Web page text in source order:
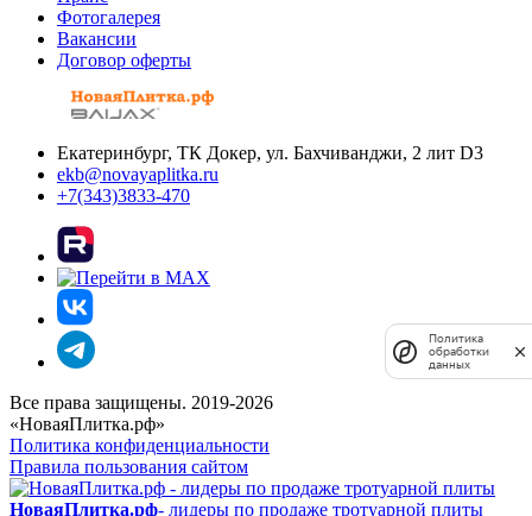
Фотогалерея
Вакансии
Договор оферты
Екатеринбург, ТК Докер, ул. Бахчиванджи, 2 лит D3
ekb@novayaplitka.ru
+7(343)3833-470
Все права защищены. 2019-2026
«НоваяПлитка.рф»
Политика конфиденциальности
Правила пользования сайтом
НоваяПлитка.рф- лидеры по продаже тротуарной плиты
Политика
обработки
данных